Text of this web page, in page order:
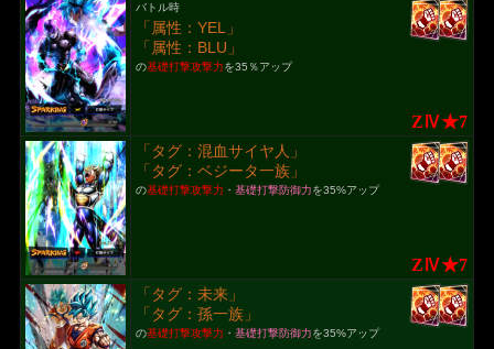
バトル時
「属性：YEL」
「属性：BLU」
の基礎打撃攻撃力を35％アップ
ZⅣ★7
「タグ：混血サイヤ人」
「タグ：ベジータ一族」
の基礎打撃攻撃力 ・ 基礎打撃防御力を35%アップ
ZⅣ★7
「タグ：未来」
「タグ：孫一族」
の基礎打撃攻撃力 ・ 基礎打撃防御力を35%アップ